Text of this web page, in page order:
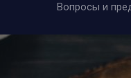
Вопросы и